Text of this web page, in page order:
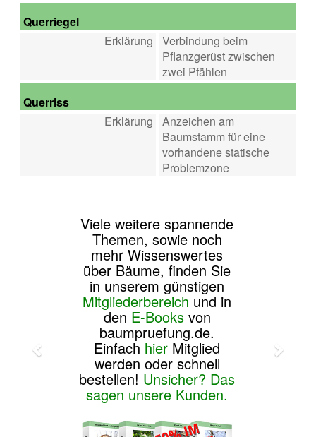
Querriegel
Erklärung
Verbindung beim
Pflanzgerüst zwischen
zwei Pfählen
Querriss
Erklärung
Anzeichen am
Baumstamm für eine
vorhandene statische
Problemzone
Viele weitere spannende
Themen, sowie noch
mehr Wissenswertes
über Bäume, finden Sie
in unserem günstigen
Mitgliederbereich und in
den E-Booksvon
baumpruefung.de.
Einfach hier Mitglied
werden oder schnell
bestellen! Unsicher? Das
sagen unsere Kunden.